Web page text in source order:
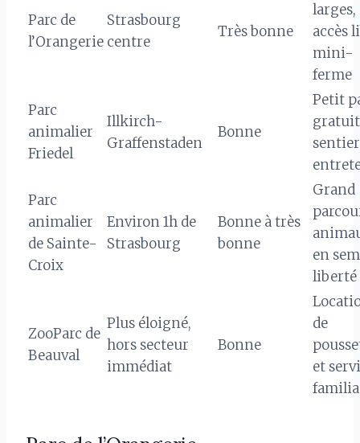
Parc de
l’Orangerie
Strasbourg
centre
Très bonne
larges,
accès
mini-
ferme
Parc
animalier
Friedel
Illkirch-
Graffenstaden
Bonne
Petit
Parc
animalier
de Sainte-
Croix
Environ 1h de
Strasbourg
Bonne à très
bonne
Grand
en
liberté
ZooParc de
Beauval
Plus éloigné,
hors secteur
immédiat
Bonne
de
et